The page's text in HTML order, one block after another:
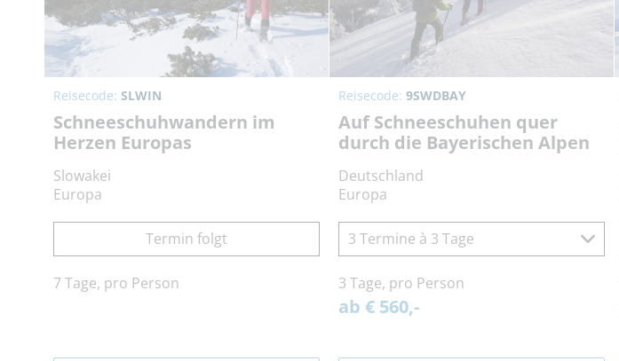
Reisecode: SLWIN
Schneeschuhwandern im
Herzen Europas
Slowakei
Europa
Termin folgt
7 Tage, pro Person
Reisecode: 9SWDBAY
Auf Schneeschuhen quer
durch die Bayerischen Alpen
Deutschland
Europa
3 Termine à 3 Tage
3 Tage, pro Person
ab € 560,-